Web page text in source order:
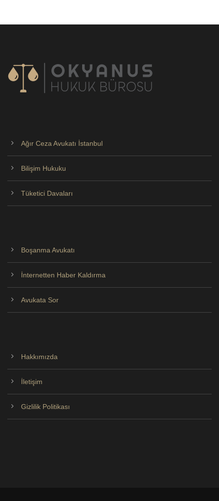
Ağır Ceza Avukatı İstanbul
Bilişim Hukuku
Tüketici Davaları
Boşanma Avukatı
İnternetten Haber Kaldırma
Avukata Sor
Hakkımızda
İletişim
Gizlilik Politikası